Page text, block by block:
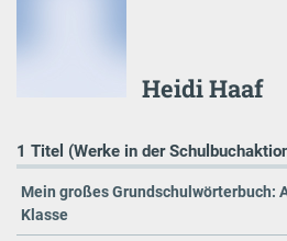
Heidi Haaf
1 Titel (Werke in der
Mein großes Grundschulwörterbuch:
Klasse